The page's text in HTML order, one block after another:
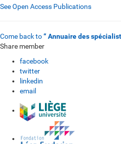
See Open Access Publications
Come back to“ Annuaire des
Share member
facebook
twitter
linkedin
email